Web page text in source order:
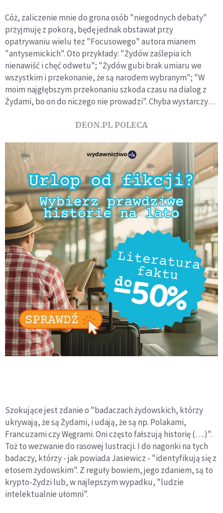
Cóż, zaliczenie mnie do grona osób "niegodnych debaty"
przyjmuję z pokorą, będę jednak obstawał przy
opatrywaniu wielu tez "Focusowego" autora mianem
"antysemickich". Oto przykłady: "Żydów zaślepia ich
nienawiść i chęć odwetu"; "Żydów gubi brak umiaru we
wszystkim i przekonanie, że są narodem wybranym"; "W
moim najgłębszym przekonaniu szkoda czasu na dialog z
Żydami, bo on do niczego nie prowadzi". Chyba wystarczy…
DEON.PL POLECA
Szokujące jest zdanie o "badaczach żydowskich, którzy
ukrywają, że są Żydami, i udają, że są np. Polakami,
Francuzami czy Węgrami. Oni często fałszują historię (….)".
Toż to wezwanie do rasowej lustracji. I do nagonki na tych
badaczy, którzy - jak powiada Jasiewicz - "identyfikują się z
etosem żydowskim". Z reguły bowiem, jego zdaniem, są to
krypto-Żydzi lub, w najlepszym wypadku, "ludzie
intelektualnie ułomni".